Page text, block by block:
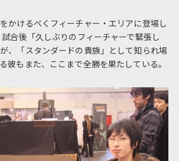
かけるべくフィーチャー・エリアに登場し
合後「久しぶりのフィーチャーで緊張し
、「スタンダードの貴族」として知られ場
彼もまた、ここまで全勝を果たしている。